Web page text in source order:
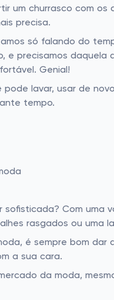
um churrasco com
precisa.
só falando do
e precisamos
Genial!
pode lavar, usar de
tempo.
Com
rasgados ou
é sempre bom
a sua cara.
da moda,